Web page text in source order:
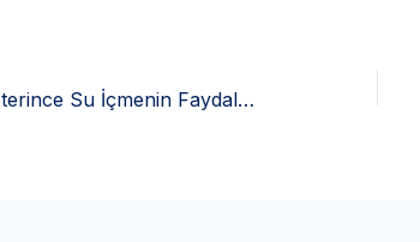
Her Gün Yeterince Su İçmenin Faydaları – Hidrasyon Sağlığınız İçin Neden Önemlidir?